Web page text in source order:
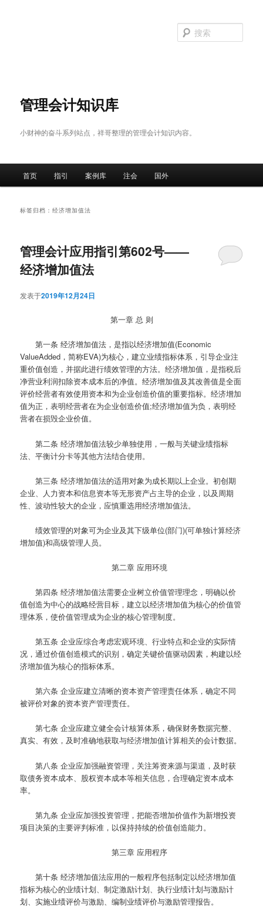
管理会计知识库
小财神的奋斗系列站点，祥哥整理的管理会计知识内容。
索
首页 指引 案例库 注会 国外
标签归档：经济增加值法
管理会计应用指引第602号——
经济增加值法
发表于2019年12月24日
第一章 总 则
第一条 经济增加值法，是指以经济增加值(Economic
ValueAdded，简称EVA)为核心，建立业绩指标体系，引导企业注
重价值创造，并据此进行绩效管理的方法。经济增加值，是指税后
净营业利润扣除资本成本后的净值。经济增加值及其改善值是全面
评价经营者有效使用资本和为企业创造价值的重要指标。经济增加
值为正，表明经营者在为企业创造价值;经济增加值为负，表明经
营者在损毁企业价值。
第二条 经济增加值法较少单独使用，一般与关键业绩指标
法、平衡计分卡等其他方法结合使用。
第三条 经济增加值法的适用对象为成长期以上企业。初创期
企业、人力资本和信息资本等无形资产占主导的企业，以及周期
性、波动性较大的企业，应慎重选用经济增加值法。
绩效管理的对象可为企业及其下级单位(部门)(可单独计算经济
增加值)和高级管理人员。
第二章 应用环境
第四条 经济增加值法需要企业树立价值管理理念，明确以价
值创造为中心的战略经营目标，建立以经济增加值为核心的价值管
理体系，使价值管理成为企业的核心管理制度。
第五条 企业应综合考虑宏观环境、行业特点和企业的实际情
况，通过价值创造模式的识别，确定关键价值驱动因素，构建以经
济增加值为核心的指标体系。
第六条企业应建立清晰的资本资产管理责任体系，确定不同
被评价对象的资本资产管理责任。
第七条 企业应建立健全会计核算体系，确保财务数据完整、
真实、有效，及时准确地获取与经济增加值计算相关的会计数据。
第八条 企业应加强融资管理，关注筹资来源与渠道，及时获
取债务资本成本、股权资本成本等相关信息，合理确定资本成本
率。
第九条 企业应加强投资管理，把能否增加价值作为新增投资
项目决策的主要评判标准，以保持持续的价值创造能力。
第三章 应用程序
第十条 经济增加值法应用的一般程序包括制定以经济增加值
指标为核心的业绩计划、制定激励计划、执行业绩计划与激励计
划、实施业绩评价与激励、编制业绩评价与激励管理报告。